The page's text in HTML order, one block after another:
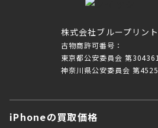
株式会社ブループリント
古物商許可番号：
東京都公安委員会 第
神奈川県公安委員会 第
iPhoneの買取価格